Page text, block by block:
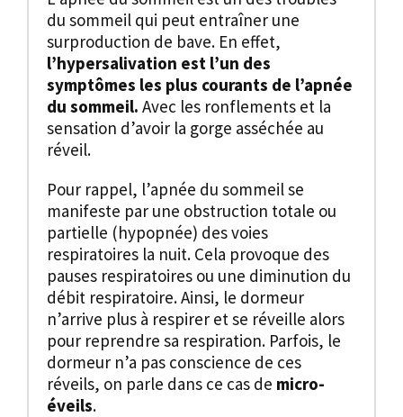
du sommeil qui peut entraîner une
surproduction de bave. En effet,
l’hypersalivation est l’un des
symptômes les plus courants de l’apnée
du sommeil. Avec les ronflements et la
sensation d’avoir la gorge asséchée au
réveil.
Pour rappel, l’apnée du sommeil se
manifeste par une obstruction totale ou
partielle (hypopnée) des voies
respiratoires la nuit. Cela provoque des
pauses respiratoires ou une diminution du
débit respiratoire. Ainsi, le dormeur
n’arrive plus à respirer et se réveille alors
pour reprendre sa respiration. Parfois, le
dormeur n’a pas conscience de ces
réveils, on parle dans ce cas de micro-
éveils.